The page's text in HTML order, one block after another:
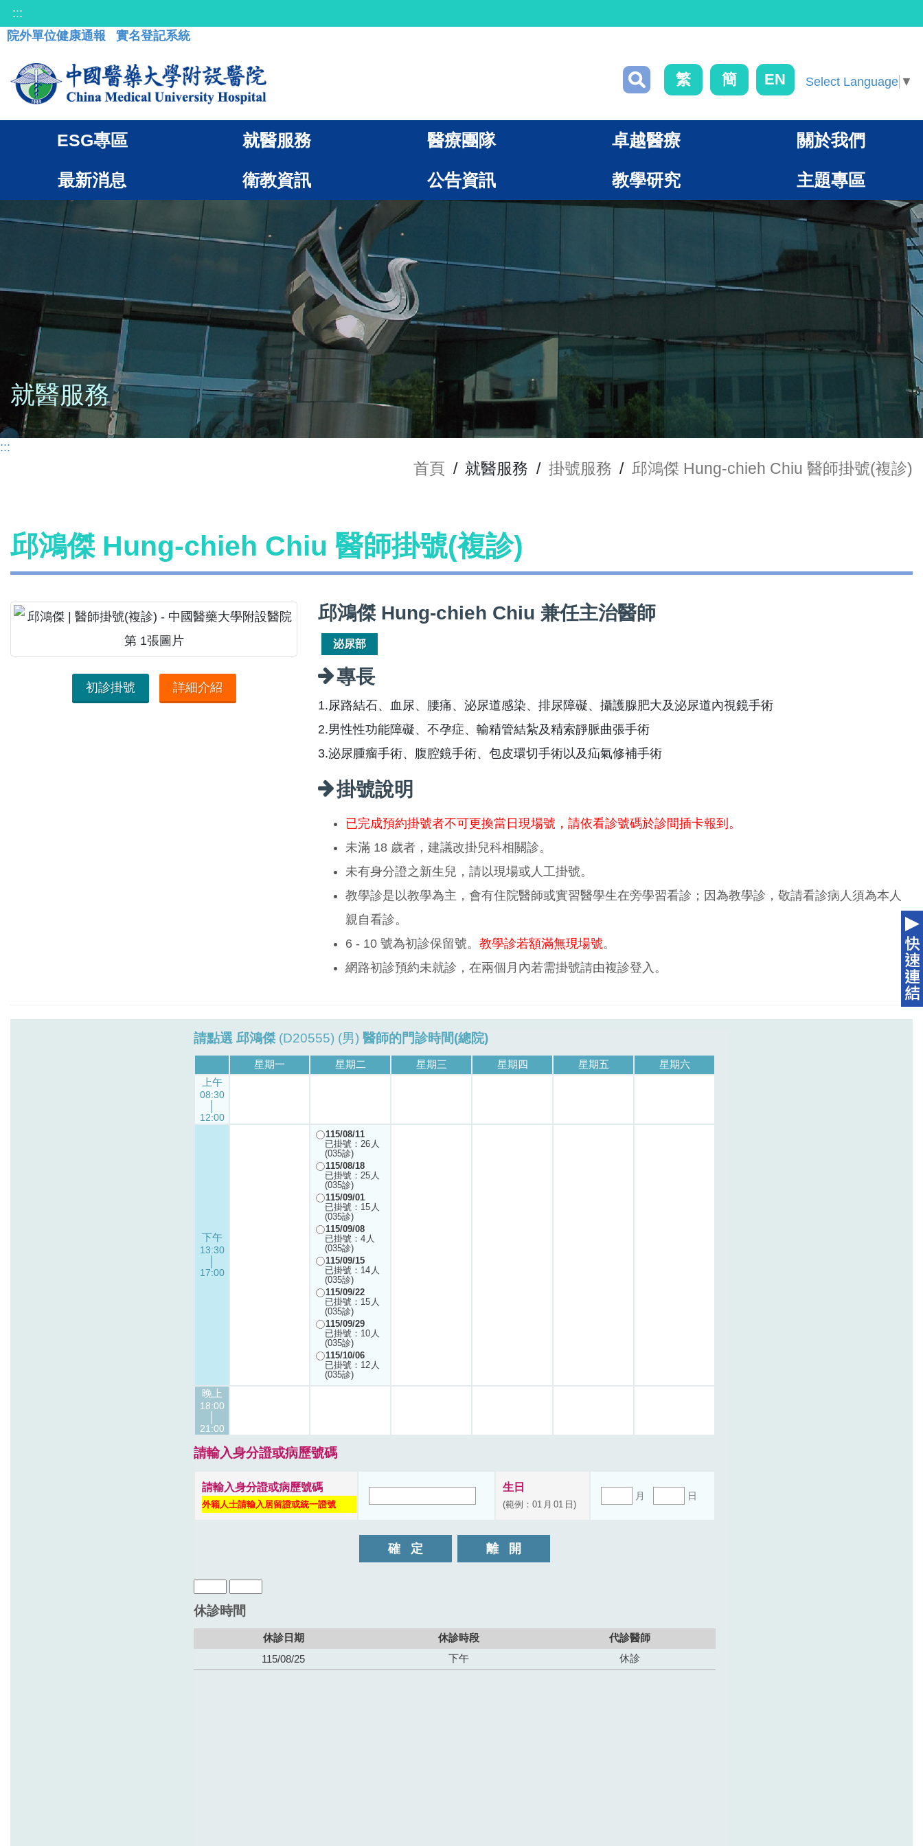
:::
院外單位健康通報
實名登記系統
繁 簡 EN Select Language ▼
ESG專區 就醫服務 醫療團隊 卓越醫療 關於我們
最新消息 衛教資訊 公告資訊 教學研究 主題專區
就醫服務
:::
首頁 / 就醫服務 / 掛號服務 / 邱鴻傑 Hung-chieh Chiu 醫師掛號(複診)
邱鴻傑 Hung-chieh Chiu 醫師掛號(複診)
初診掛號 詳細介紹
邱鴻傑 Hung-chieh Chiu 兼任主治醫師
泌尿部
專長
1.尿路結石、血尿、腰痛、泌尿道感染、排尿障礙、攝護腺肥大及泌尿道內視鏡手術
2.男性性功能障礙、不孕症、輸精管結紮及精索靜脈曲張手術
3.泌尿腫瘤手術、腹腔鏡手術、包皮環切手術以及疝氣修補手術
掛號說明
已完成預約掛號者不可更換當日現場號，請依看診號碼於診間插卡報到。
未滿 18 歲者，建議改掛兒科相關診。
未有身分證之新生兒，請以現場或人工掛號。
教學診是以教學為主，會有住院醫師或實習醫學生在旁學習看診；因為教學診，敬請看診病人須為本人
親自看診。
6 - 10 號為初診保留號。 教學診若額滿無現場號。
網路初診預約未就診，在兩個月內若需掛號請由複診登入。